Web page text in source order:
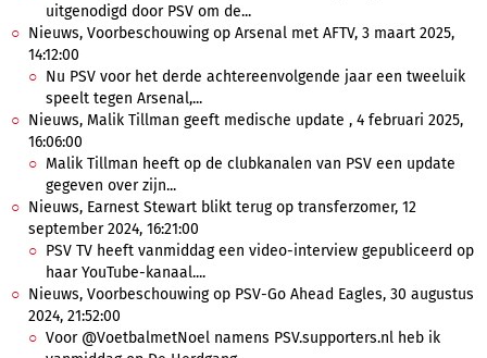
uitgenodigd door PSV om de...
Nieuws, Voorbeschouwing op Arsenal met AFTV, 3 maart 2025,
14:12:00
Nu PSV voor het derde achtereenvolgende jaar een tweeluik
speelt tegen Arsenal,...
Nieuws, Malik Tillman geeft medische update , 4 februari 2025,
16:06:00
Malik Tillman heeft op de clubkanalen van PSV een update
gegeven over zijn...
Nieuws, Earnest Stewart blikt terug op transferzomer, 12
september 2024, 16:21:00
PSV TV heeft vanmiddag een video-interview gepubliceerd op
haar YouTube-kanaal....
Nieuws, Voorbeschouwing op PSV-Go Ahead Eagles, 30 augustus
2024, 21:52:00
Voor @VoetbalmetNoel namens PSV.supporters.nl heb ik